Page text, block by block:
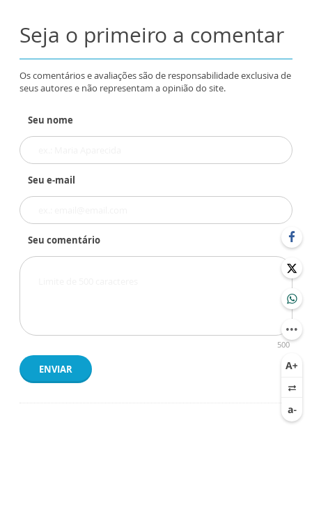
Seja o primeiro a comentar
Os comentários e avaliações são de responsabilidade exclusiva de
seus autores e não representam a opinião do site.
Seu nome
Seu e-mail
Seu comentário
500
ENVIAR